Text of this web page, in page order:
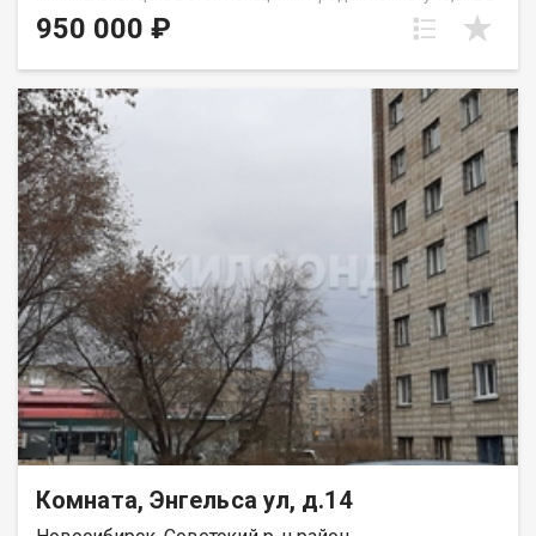
трехкомнатной квартире в хорошем состоянии.
Доля.Квартира полногабаритная,потолки высокие,кухня
школы, садик,поликлиника. Ждем на просмотр. Возможен
обмен на вашу недвижимость. Возможна продажа в
рассрочку. При звонке, пожалуйста, сообщите номер
варианта - JV009054112972.
950 000 ₽
Комната, Энгельса ул, д.14